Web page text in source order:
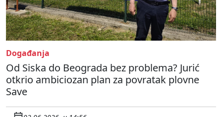
Događanja
Od Siska do Beograda bez problema? Jurić
otkrio ambiciozan plan za povratak plovne
Save